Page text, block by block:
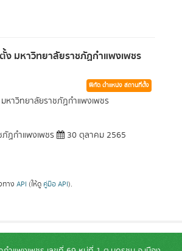
มหาวิทยาลัยราชภัฏกำแพงเพชร
พิกัด ตำแหน่ง สถานที่ตั้ง
หาวิทยาลัยราชภัฏกำแพงเพชร
ฏกำแพงเพชร 30 ตุลาคม 2565
ทาง API (ให้ดู คู่มือ API).